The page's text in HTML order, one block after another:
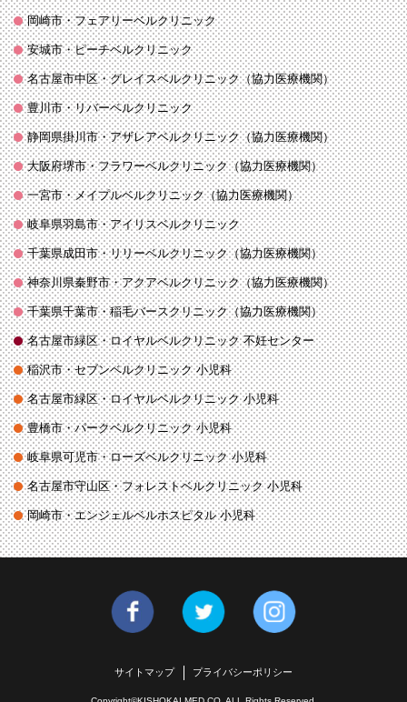
岡崎市・フェアリーベルクリニック
安城市・ピーチベルクリニック
名古屋市中区・グレイスベルクリニック（協力医療機関）
豊川市・リバーベルクリニック
静岡県掛川市・アザレアベルクリニック（協力医療機関）
大阪府堺市・フラワーベルクリニック（協力医療機関）
一宮市・メイプルベルクリニック（協力医療機関）
岐阜県羽島市・アイリスベルクリニック
千葉県成田市・リリーベルクリニック（協力医療機関）
神奈川県秦野市・アクアベルクリニック（協力医療機関）
千葉県千葉市・稲毛バースクリニック（協力医療機関）
名古屋市緑区・ロイヤルベルクリニック 不妊センター
稲沢市・セブンベルクリニック 小児科
名古屋市緑区・ロイヤルベルクリニック 小児科
豊橋市・パークベルクリニック 小児科
岐阜県可児市・ローズベルクリニック 小児科
名古屋市守山区・フォレストベルクリニック 小児科
岡崎市・エンジェルベルホスピタル 小児科
サイトマップ プライバシーポリシー